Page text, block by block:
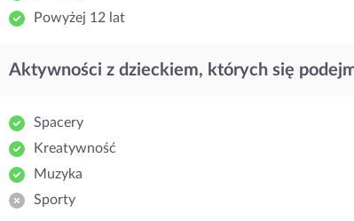
Powyżej 12 lat
Aktywności z dzieckiem, których się
Spacery
Kreatywność
Muzyka
Sporty